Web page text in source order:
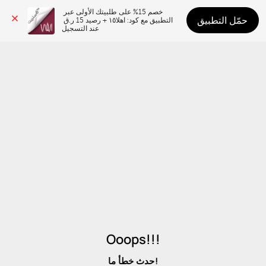
عند التسجيل
حمّل التطبيق
Ooops!!!
حدث خطأ ما!